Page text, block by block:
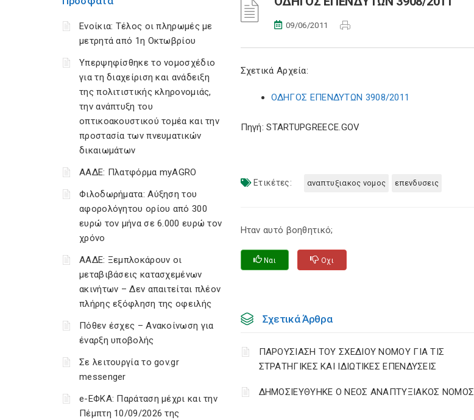
Ενοίκια: Τέλος οι πληρωμές με
μετρητά από 1η Οκτωβρίου
Υπερψηφίσθηκε το νομοσχέδιο
για τη διαχείριση και ανάδειξη
της πολιτιστικής κληρονομιάς,
την ανάπτυξη του
οπτικοακουστικού τομέα και την
προστασία των πνευματικών
δικαιωμάτων
ΑΑΔΕ: Πλατφόρμα myAGRO
Φιλοδωρήματα: Αύξηση του
αφορολόγητου ορίου από 300
ευρώ τον μήνα σε 6.000 ευρώ τον
χρόνο
ΑΑΔΕ: Ξεμπλοκάρουν οι
μεταβιβάσεις κατασχεμένων
ακινήτων – Δεν απαιτείται πλέον
πλήρης εξόφληση της οφειλής
Πόθεν έσχες – Ανακοίνωση για
έναρξη υποβολής
Σε λειτουργία το gov.gr
messenger
e-ΕΦΚΑ: Παράταση μέχρι και την
Πέμπτη 10/09/2026 της
09/06/2011
Σχετικά Αρχεία:
ΟΔΗΓΟΣ ΕΠΕΝΔΥΤΩΝ 3908/2011
Πηγή: STARTUPGREECE.GOV
Ετικέτες: αναπτυξιακος νομος επενδυσεις
Ηταν αυτό βοηθητικό;
Ναι Οχι
Σχετικά Άρθρα
ΠΑΡΟΥΣΙΑΣΗ ΤΟΥ ΣΧΕΔΙΟΥ ΝΟΜΟΥ ΓΙΑ ΤΙΣ
ΣΤΡΑΤΗΓΙΚΕΣ ΚΑΙ ΙΔΙΩΤΙΚΕΣ ΕΠΕΝΔΥΣΕΙΣ
ΔΗΜΟΣΙΕΥΘΥΗΚΕ Ο ΝΕΟΣ ΑΝΑΠΤΥΞΙΑΚΟΣ ΝΟΜΟΣ